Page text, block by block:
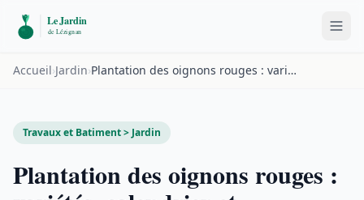
Accueil›Jardin› Plantation des oignons rouges : variétés, calendrier et techniques de culture
Travaux et Batiment > Jardin
Plantation des oignons rouges :